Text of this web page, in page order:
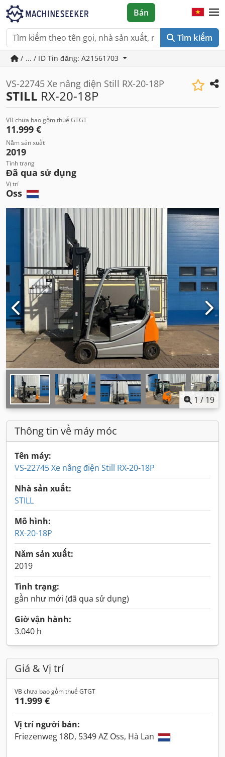
Tìm kiếm
Bán
/ ... / ID Tin đăng: A21561703
VS-22745 Xe nâng điện Still RX-20-18P
STILL RX-20-18P
VB chưa bao gồm thuế GTGT
11.999 €
Năm sản xuất
2019
Tình trạng
Đã qua sử dụng
Vị trí
Oss
1 / 19
Thông tin về máy móc
Tên máy:
VS-22745 Xe nâng điện Still RX-20-18P
Nhà sản xuất:
STILL
Mô hình:
RX-20-18P
Năm sản xuất:
2019
Tình trạng:
gần như mới (đã qua sử dụng)
Giờ vận hành:
3.040 h
Giá & Vị trí
VB chưa bao gồm thuế GTGT
11.999 €
Vị trí người bán:
Friezenweg 18D, 5349 AZ Oss, Hà Lan